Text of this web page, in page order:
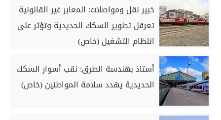
خبير نقل ومواصلات: المعابر غير القانونية
تعرقل تطوير السكك الحديدية وتؤثر على
انتظام التشغيل (خاص)
أستاذ بهندسة الطرق: نقب أسوار السكك
الحديدية يهدد سلامة المواطنين (خاص)